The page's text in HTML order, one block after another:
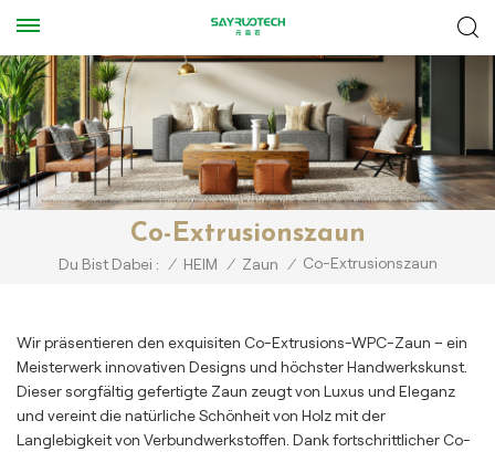
Co-Extrusionszaun
Du Bist Dabei : / HEIM / Zaun / Co-Extrusionszaun
Wir präsentieren den exquisiten Co-Extrusions-WPC-Zaun – ein
Meisterwerk innovativen Designs und höchster Handwerkskunst.
Dieser sorgfältig gefertigte Zaun zeugt von Luxus und Eleganz
und vereint die natürliche Schönheit von Holz mit der
Langlebigkeit von Verbundwerkstoffen. Dank fortschrittlicher Co-